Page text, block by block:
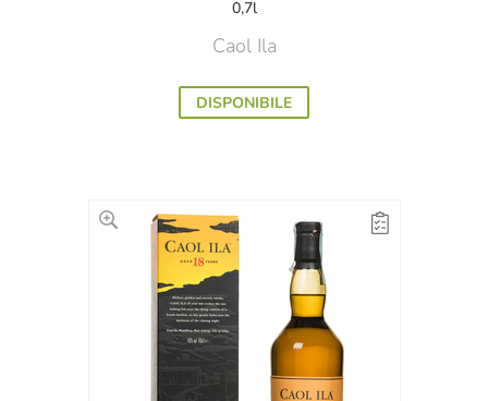
0,7l
Caol Ila
DISPONIBILE